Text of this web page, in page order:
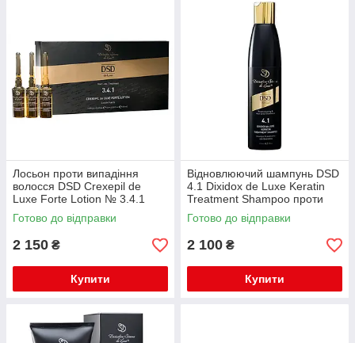
Лосьон проти випадіння
волосся DSD Crexepil de
Luxe Forte Lotion № 3.4.1
упаковка 10х10 мл
Готово до відправки
2 150 ₴
Купити
Відновлюючий шампунь DSD
4.1 Dixidox de Luxe Keratin
Treatment Shampoo проти
випадіння волосся, 200 мл
Готово до відправки
2 100 ₴
Купити